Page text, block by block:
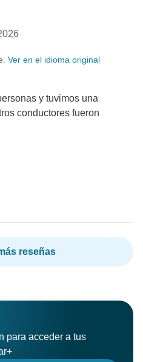
Ver en el idioma original
y tuvimos una
conductores fueron
reseñas
para acceder a tus